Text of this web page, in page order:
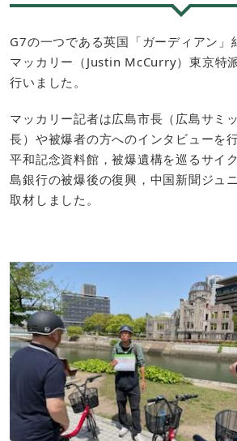
G7の一つである英国「ガーディアン」
マッカリー（Justin McCurry）東京特
行いました。
マッカリー記者は広島市長（広島サミ
長）や被爆者の方へのインタビューを
平和記念資料館，被爆遺構を巡るサイ
島銀行の被爆後の復興，中国新聞ジュ
取材しました。